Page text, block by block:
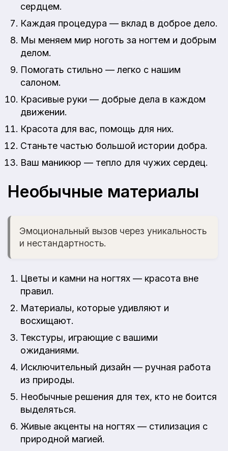
сердцем.
Каждая процедура — вклад в доброе дело.
Мы меняем мир ноготь за ногтем и добрым
делом.
Помогать стильно — легко с нашим
салоном.
Красивые руки — добрые дела в каждом
движении.
Красота для вас, помощь для них.
Станьте частью большой истории добра.
Ваш маникюр — тепло для чужих сердец.
Необычные материалы
Эмоциональный вызов через уникальность
и нестандартность.
Цветы и камни на ногтях — красота вне
правил.
Материалы, которые удивляют и
восхищают.
Текстуры, играющие с вашими
ожиданиями.
Исключительный дизайн — ручная работа
из природы.
Необычные решения для тех, кто не боится
выделяться.
Живые акценты на ногтях — стилизация с
природной магией.